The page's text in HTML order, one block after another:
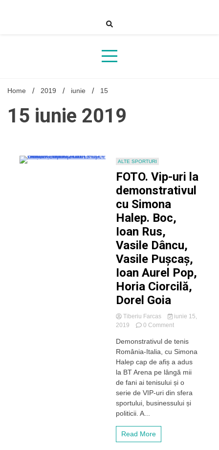
Home 2019 iunie 15
15 iunie 2019
ALTE SPORTURI
FOTO. Vip-uri la
demonstrativul
cu Simona
Halep. Boc,
Ioan Rus,
Vasile Dâncu,
Vasile Pușcaș,
Ioan Aurel Pop,
Horia Ciorcilă,
Dorel Goia
Tiberiu Farcas
iunie 15,
2019
0 Commenton
Vip-
uri
la
demonstrativul
cu
Simona
Halep.
Boc,
Demonstrativul de tenis
România-Italia, cu Simona
Halep cap de afiș a adus
la BT Arena pe lângă mii
de fani ai tenisului și o
serie de VIP-uri din sfera
sportului, businessului și
politicii. A...
Read More